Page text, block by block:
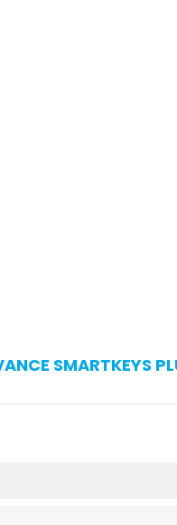
SMARTKEYS